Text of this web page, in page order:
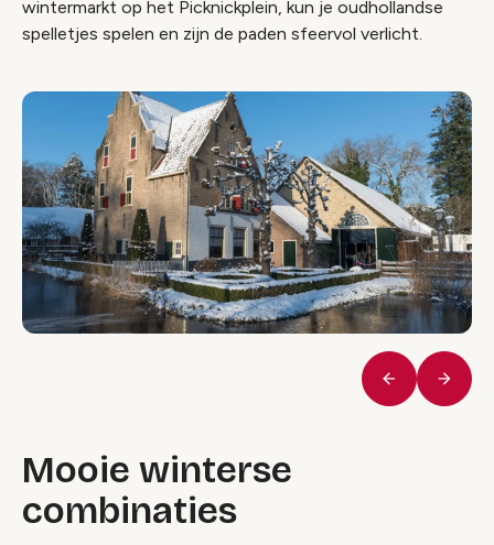
wintermarkt op het Picknickplein, kun je oudhollandse
spelletjes spelen en zijn de paden sfeervol verlicht.
Vorige
Mooie winterse
combinaties